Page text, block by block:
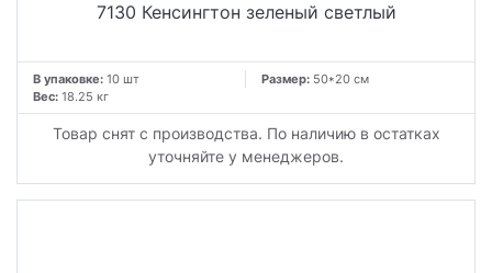
7130 Кенсингтон зеленый светлый
В упаковке: 10 шт Размер: 50*20 см
Вес: 18.25 кг
Товар снят с производства. По наличию в остатках
уточняйте у менеджеров.